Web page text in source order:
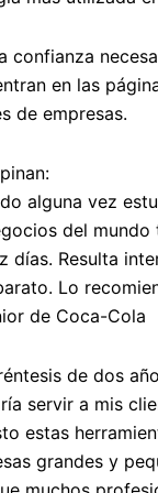
confianza
en las
de empresas.
alguna vez
del mundo
días. Resulta
Lo
de Coca-Cola
de dos
servir a mis
estas
grandes y